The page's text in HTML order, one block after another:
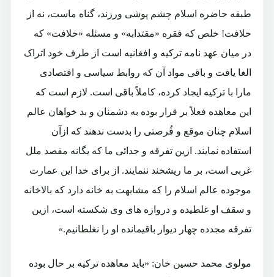
طبقه حاضره اسلام چشم پوشی ورزند، گناه ماست، نه از
خلافت! خلص که فقره «مقتدابه» و مسئله «خلافت» که
در میان عهد نامه ترکیه و افغانیه است از طرف خود اتراک
الغا یافت و باقی مواد آن که روابط سیاسی و اقتصادی
مارا با ترکیه ایجاد کرده، کاملاً باقی است. لازم است که
این معاهده فعلاً بر قرار بوده به دشمنان و بد خواهان عالم
اسلام چنان موقع و فُرصتی را بدست ندهند که ازآن
استفاده نمایند. ازین تفرقه و جدائی ما که یگانه مقصد ملل
غربی است، بر ما ریشخند ننمایند. از برای خدا این عمارت
موجوده عالم اسلام را که مشابهت به خانه دارد که بالاخانه
و سقف او غلطیده و دروازه های وی شکسته است، ازین
تفرقه مجدده چهار دیوار باقیمانده او را نغلطانیم.»
مولوی محمد حسین خان: «باید معاهده ترکیه بر حال بوده